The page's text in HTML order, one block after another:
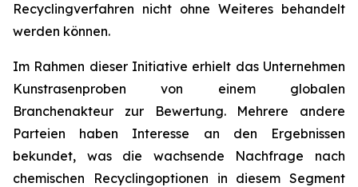
Recyclingverfahren nicht ohne Weiteres behandelt
werden können.
Im Rahmen dieser Initiative erhielt das Unternehmen
Kunstrasenproben von einem globalen
Branchenakteur zur Bewertung. Mehrere andere
Parteien haben Interesse an den Ergebnissen
bekundet, was die wachsende Nachfrage nach
chemischen Recyclingoptionen in diesem Segment